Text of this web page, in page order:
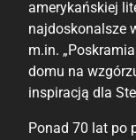
amerykańskiej
najdoskonalsze
m.in.
domu na
inspiracją dla
Ponad 70 lat po